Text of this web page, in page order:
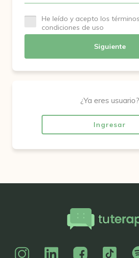
He leído y acepto los
condiciones de uso
Siguiente
¿Ya eres usuario?
Ingresar